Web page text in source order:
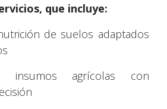
que incluye:
de suelos adaptados
insumos agrícolas con